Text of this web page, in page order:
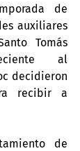
de
auxiliares
Tomás
al
decidieron
recibir a
de